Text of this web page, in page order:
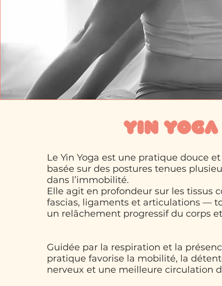
Yin yoga
Le Yin Yoga est une pratique douce
basée sur des postures tenues
dans l’immobilité.
Elle agit en profondeur sur les tissus
fascias, ligaments et articulations —
un relâchement progressif du corps
Guidée par la respiration et la
pratique favorise la mobilité, la
nerveux et une meilleure circulation